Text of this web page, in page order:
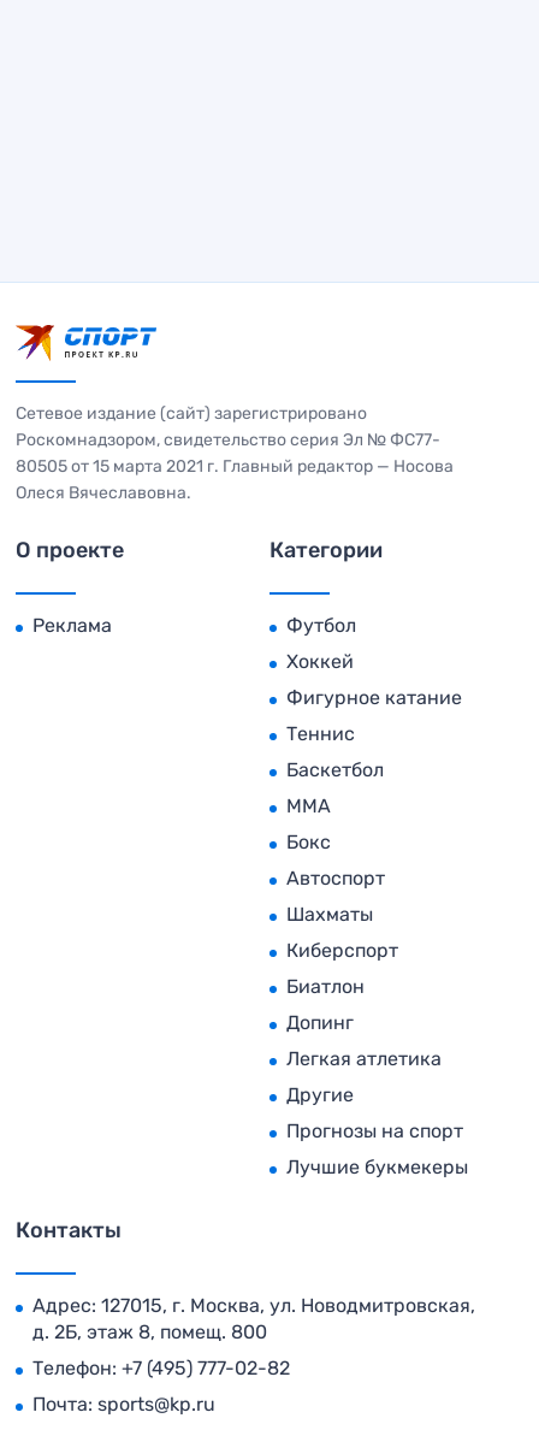
Сетевое издание (сайт) зарегистрировано
Роскомнадзором, свидетельство серия Эл № ФС77-
80505 от 15 марта 2021 г. Главный редактор — Носова
Олеся Вячеславовна.
О проекте
Реклама
Категории
Футбол
Хоккей
Фигурное катание
Теннис
Баскетбол
MMA
Бокс
Автоспорт
Шахматы
Киберспорт
Биатлон
Допинг
Легкая атлетика
Другие
Прогнозы на спорт
Лучшие букмекеры
Контакты
Адрес: 127015, г. Москва, ул. Новодмитровская,
д. 2Б, этаж 8, помещ. 800
Телефон: +7 (495) 777-02-82
Почта: sports@kp.ru